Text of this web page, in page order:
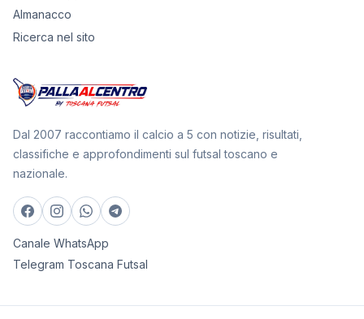
Almanacco
Ricerca nel sito
Dal 2007 raccontiamo il calcio a 5 con notizie, risultati,
classifiche e approfondimenti sul futsal toscano e
nazionale.
Canale WhatsApp
Telegram Toscana Futsal